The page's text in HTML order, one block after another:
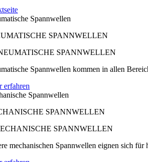
Spannwellen
SPANNWELLEN
Spannwellen kommen in allen
erfahren
Spannwellen
SPANNWELLEN
mechanischen Spannwellen eignen sich